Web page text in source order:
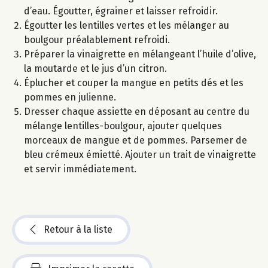
d’eau. Égoutter, égrainer et laisser refroidir.
Égoutter les lentilles vertes et les mélanger au
boulgour préalablement refroidi.
Préparer la vinaigrette en mélangeant l’huile d’olive,
la moutarde et le jus d’un citron.
Éplucher et couper la mangue en petits dés et les
pommes en julienne.
Dresser chaque assiette en déposant au centre du
mélange lentilles-boulgour, ajouter quelques
morceaux de mangue et de pommes. Parsemer de
bleu crémeux émietté. Ajouter un trait de vinaigrette
et servir immédiatement.
Retour à la liste